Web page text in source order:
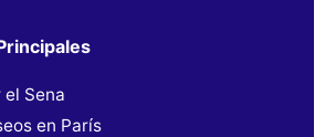
Sena
en París